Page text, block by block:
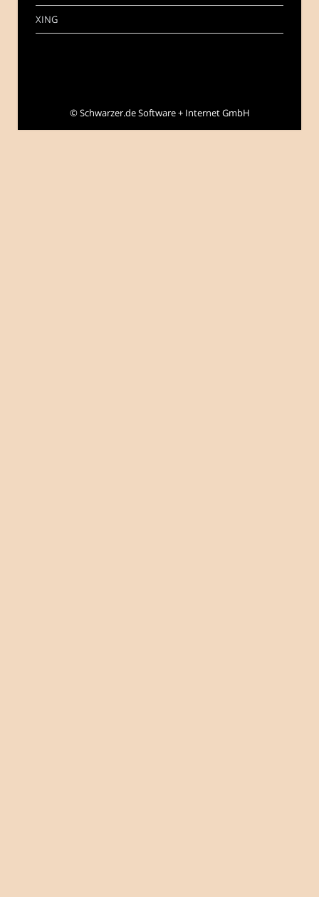
XING
©Schwarzer.de Software + Internet GmbH